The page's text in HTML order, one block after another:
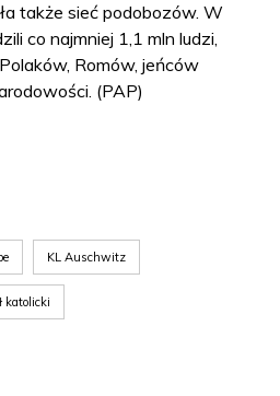
także sieć podobozów. W
co najmniej 1,1 mln ludzi,
Romów, jeńców
(PAP)
KL Auschwitz
katolicki